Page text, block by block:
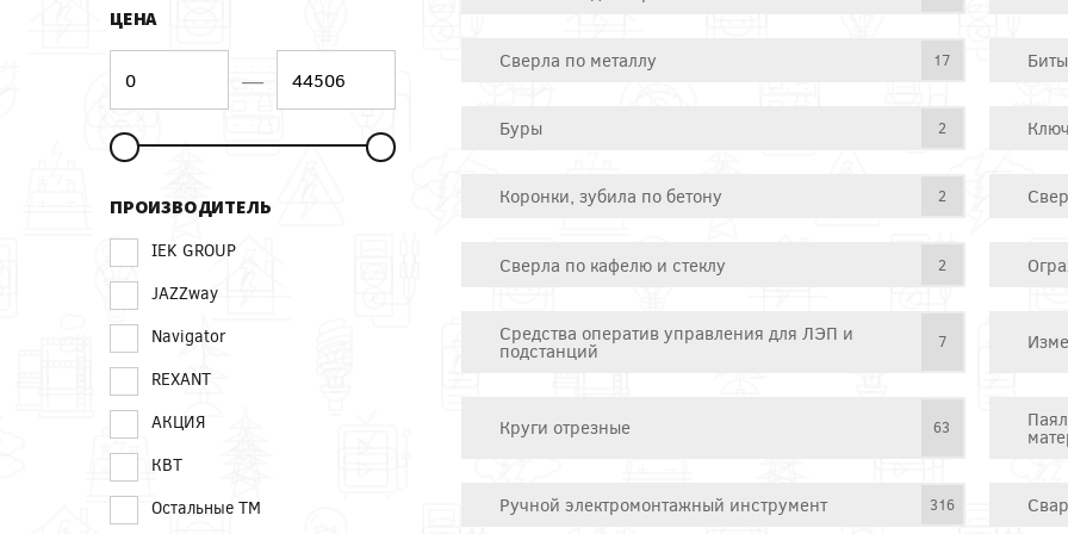
ЦЕНА
—
ПРОИЗВОДИТЕЛЬ
IEK GROUP
JAZZway
Navigator
REXANT
АКЦИЯ
КВТ
Остальные ТМ
Сверла по металлу 17 Биты
Буры 2
Коронки, зубила по бетону 2
Сверла по кафелю и стеклу 2
Средства оператив управления для ЛЭП и
подстанций 7
Круги отрезные 63
Ручной электромонтажный инструмент 316